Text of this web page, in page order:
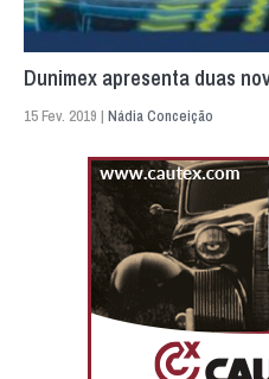
Dunimex apresenta duas
15 Fev. 2019 | Nádia Conceição